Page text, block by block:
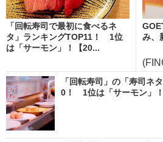
「回転寿司で最初に食べるネ
タ」ランキングTOP11！ 1位
は「サーモン」！【20...
み、
「回転寿司」の「寿司ネ
0！ 1位は「サーモン」